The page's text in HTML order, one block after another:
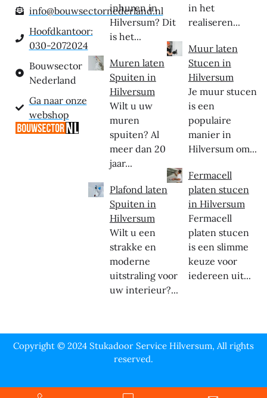
info@bouwsectornederland.nl
Hoofdkantoor:
030-2072024
Bouwsector
Nederland
Ga naar onze
webshop
inhuren in
Hilversum? Dit
is het...
Muren laten
Spuiten in
Hilversum
Wilt u uw
muren
spuiten? Al
meer dan 20
jaar...
Plafond laten
Spuiten in
Hilversum
Wilt u een
strakke en
moderne
uitstraling voor
uw interieur?...
in het
realiseren...
Muur laten
Stucen in
Hilversum
Je muur stucen
is een
populaire
manier in
Hilversum om...
Fermacell
platen stucen
in Hilversum
Fermacell
platen stucen
is een slimme
keuze voor
iedereen uit...
Copyright © 2024 Stukadoor Service Hilversum, All rights
reserved.